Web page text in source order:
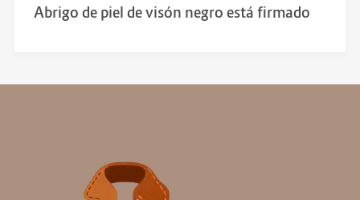
Abrigo de piel de visón negro está firmado